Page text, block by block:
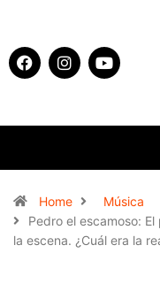
Home
Música
Pedro el escamoso:
la escena. ¿Cuál era la